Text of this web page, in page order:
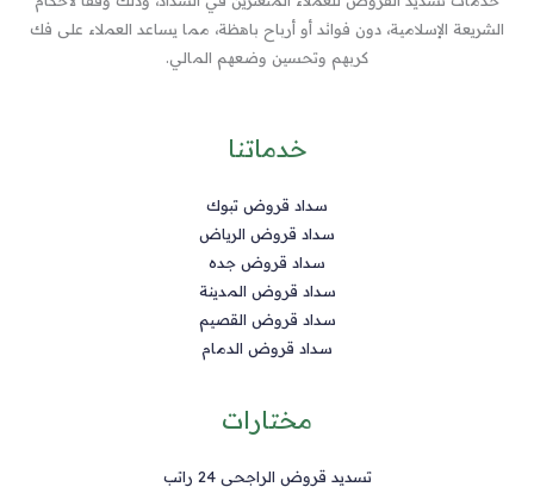
الشريعة الإسلامية، دون فوائد أو أرباح باهظة، مما يساعد العملاء على فك
كربهم وتحسين وضعهم المالي.
خدماتنا
سداد قروض تبوك
سداد قروض الرياض
سداد قروض جده
سداد قروض المدينة
سداد قروض القصيم
سداد قروض الدمام
مختارات
تسديد قروض الراجحي 24 راتب